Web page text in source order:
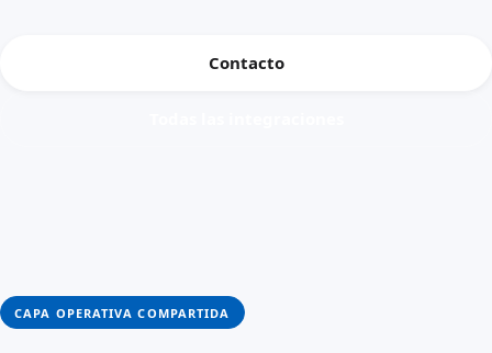
Contacto
CAPA OPERATIVA COMPARTIDA